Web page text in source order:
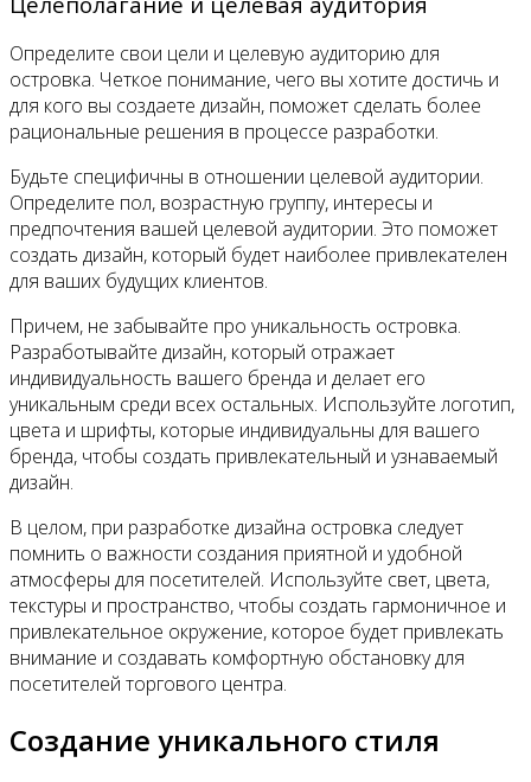
Определите свои цели и целевую аудиторию для
островка. Четкое понимание, чего вы хотите достичь и
для кого вы создаете дизайн, поможет сделать более
рациональные решения в процессе разработки.
Будьте специфичны в отношении целевой аудитории.
Определите пол, возрастную группу, интересы и
предпочтения вашей целевой аудитории. Это поможет
создать дизайн, который будет наиболее привлекателен
для ваших будущих клиентов.
Причем, не забывайте про уникальность островка.
Разработывайте дизайн, который отражает
индивидуальность вашего бренда и делает его
уникальным среди всех остальных. Используйте логотип,
цвета и шрифты, которые индивидуальны для вашего
бренда, чтобы создать привлекательный и узнаваемый
дизайн.
В целом, при разработке дизайна островка следует
помнить о важности создания приятной и удобной
атмосферы для посетителей. Используйте свет, цвета,
текстуры и пространство, чтобы создать гармоничное и
привлекательное окружение, которое будет привлекать
внимание и создавать комфортную обстановку для
посетителей торгового центра.
Создание уникального стиля